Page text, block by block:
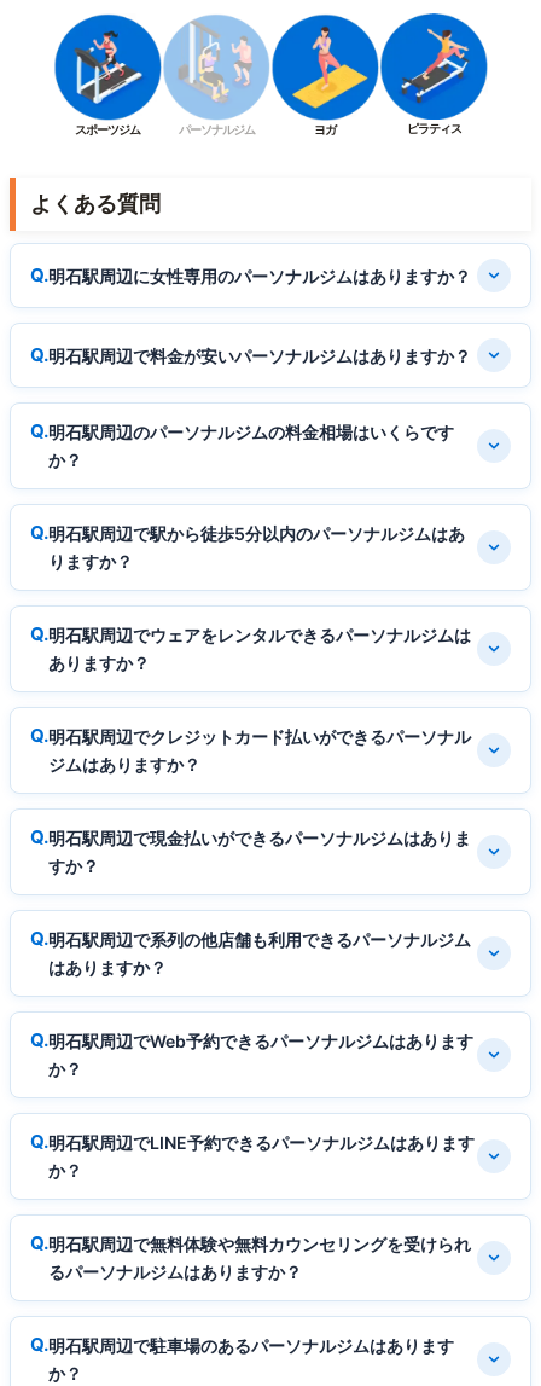
スポーツジム パーソナルジム ヨガ ピラティス
よくある質問
明石駅周辺に女性専用のパーソナルジムはありますか？
明石駅周辺で料金が安いパーソナルジムはありますか？
明石駅周辺のパーソナルジムの料金相場はいくらです
か？
明石駅周辺で駅から徒歩5分以内のパーソナルジムはあ
りますか？
明石駅周辺でウェアをレンタルできるパーソナルジムは
ありますか？
明石駅周辺でクレジットカード払いができるパーソナル
ジムはありますか？
明石駅周辺で現金払いができるパーソナルジムはありま
すか？
明石駅周辺で系列の他店舗も利用できるパーソナルジム
はありますか？
明石駅周辺でWeb予約できるパーソナルジムはあります
か？
明石駅周辺でLINE予約できるパーソナルジムはあります
か？
明石駅周辺で無料体験や無料カウンセリングを受けられ
るパーソナルジムはありますか？
明石駅周辺で駐車場のあるパーソナルジムはあります
か？